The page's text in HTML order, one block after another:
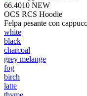
66.4010 NEW
OCS RCS Hoodie
Felpa pesante con
white
black
charcoal
grey melange
fog
birch
latte